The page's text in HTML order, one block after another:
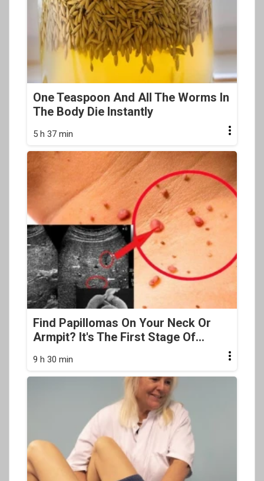
One Teaspoon And All The Worms In
The Body Die Instantly
5 h 37 min
Find Papillomas On Your Neck Or
Armpit? It's The First Stage Of...
9 h 30 min